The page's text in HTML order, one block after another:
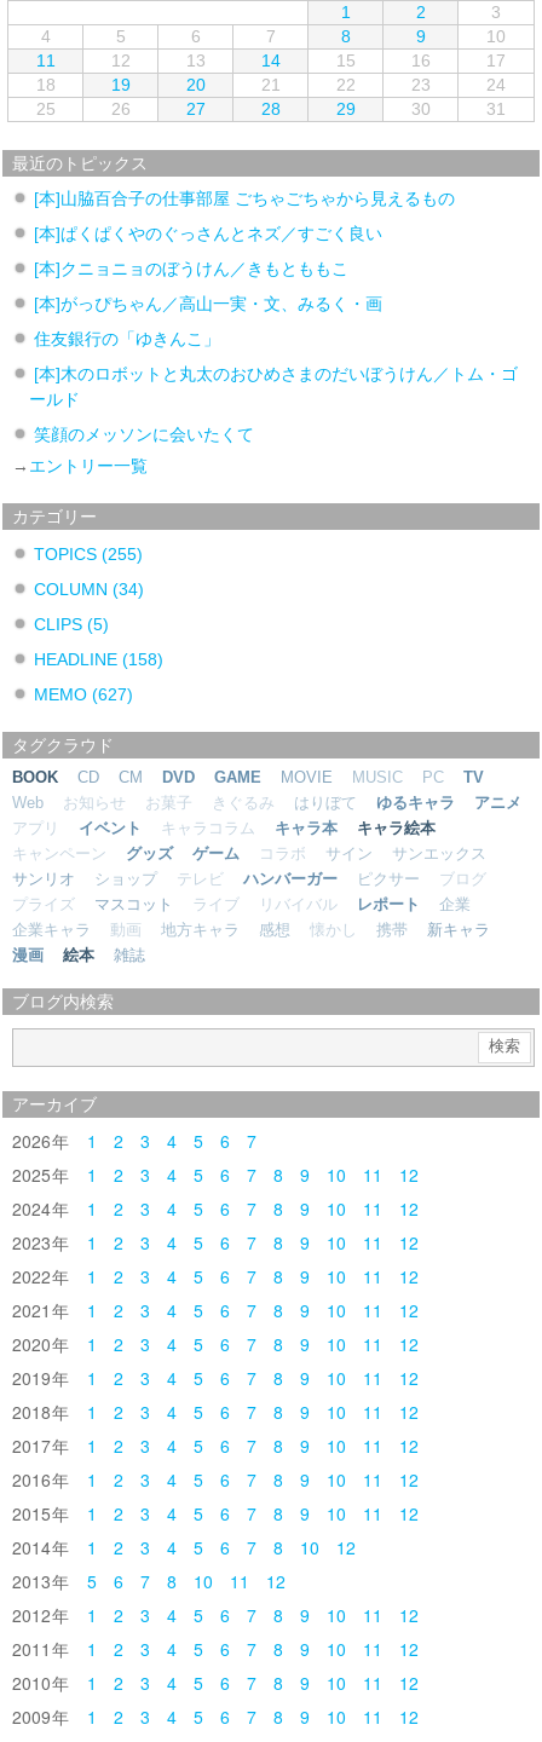
1
2
3
4
5 6 7 8 9
10
11
12 13 14 15 16
17
18
19 20 21 22 23
24
25
26 27 28 29 30 31
最近のトピックス
[本]山脇百合子の仕事部屋 ごちゃごちゃから見えるもの
[本]ぱくぱくやのぐっさんとネズ／すごく良い
[本]クニョニョのぼうけん／きもとももこ
[本]がっぴちゃん／高山一実・文、みるく・画
住友銀行の「ゆきんこ」
[本]木のロボットと丸太のおひめさまのだいぼうけん／トム・ゴ
ールド
笑顔のメッソンに会いたくて
→ エントリー一覧
カテゴリー
TOPICS (255)
COLUMN (34)
CLIPS (5)
HEADLINE (158)
MEMO (627)
タグクラウド
BOOK CD CM DVD GAME MOVIE MUSIC PC
TV
Web
お知らせ お菓子 きぐるみ はりぼて ゆるキャラ
アニメ
アプリ
イベント キャラコラム キャラ本
キャラ絵本
キャンペーン
グッズ ゲーム コラボ サイン
サンエックス
サンリオ
ショップ テレビ ハンバーガー ピクサー
ブログ
プライズ
マスコット ライブ リバイバル レポート
企業
企業キャラ
動画 地方キャラ 感想 懐かし 携帯
新キャラ
漫画
絵本 雑誌
ブログ内検索
アーカイブ
2026 1 2 3 4 5 6
7
2025
1 2 3 4 5 6 7 8 9 10 11
12
2024
1 2 3 4 5 6 7 8 9 10 11
12
2023
1 2 3 4 5 6 7 8 9 10 11
12
2022
1 2 3 4 5 6 7 8 9 10 11
12
2021
1 2 3 4 5 6 7 8 9 10 11
12
2020
1 2 3 4 5 6 7 8 9 10 11
12
2019
1 2 3 4 5 6 7 8 9 10 11
12
2018
1 2 3 4 5 6 7 8 9 10 11
12
2017
1 2 3 4 5 6 7 8 9 10 11
12
2016
1 2 3 4 5 6 7 8 9 10 11
12
2015
1 2 3 4 5 6 7 8 9 10 11
12
2014
1 2 3 4 5 6 7 8 10
12
2013
5 6 7 8 10 11
12
2012
1 2 3 4 5 6 7 8 9 10 11
12
2011
1 2 3 4 5 6 7 8 9 10 11
12
2010
1 2 3 4 5 6 7 8 9 10 11
12
2009
1 2 3 4 5 6 7 8 9 10 11
12